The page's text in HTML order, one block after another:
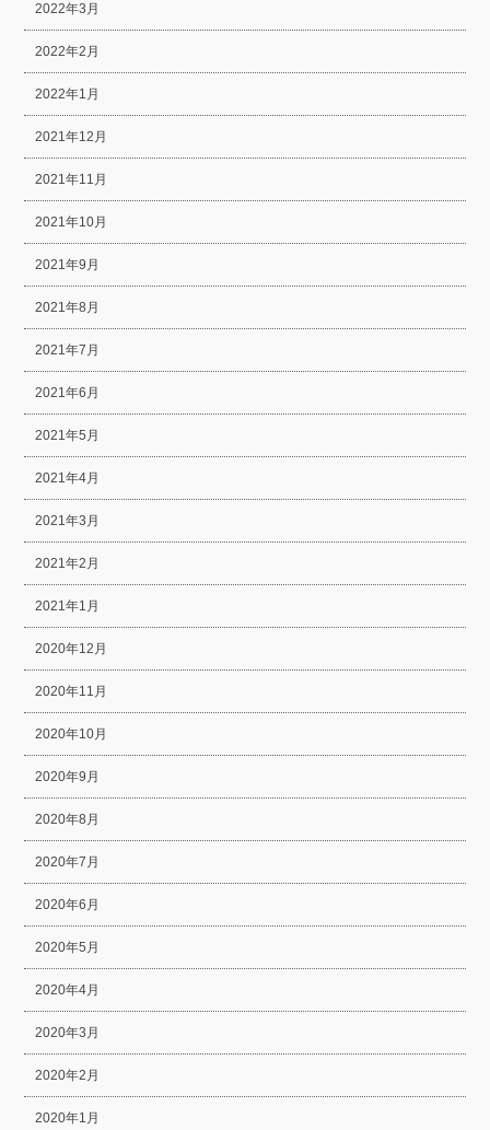
2022年3月
2022年2月
2022年1月
2021年12月
2021年11月
2021年10月
2021年9月
2021年8月
2021年7月
2021年6月
2021年5月
2021年4月
2021年3月
2021年2月
2021年1月
2020年12月
2020年11月
2020年10月
2020年9月
2020年8月
2020年7月
2020年6月
2020年5月
2020年4月
2020年3月
2020年2月
2020年1月